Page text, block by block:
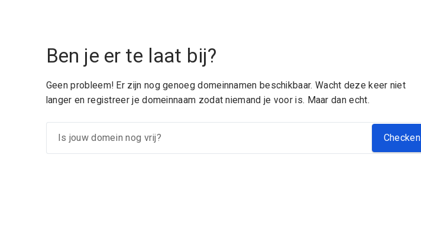
Ben je er te laat bij?
Geen probleem! Er zijn nog genoeg domeinnamen beschikbaar. Wacht deze keer niet
langer en registreer je domeinnaam zodat niemand je voor is. Maar dan echt.
Checken